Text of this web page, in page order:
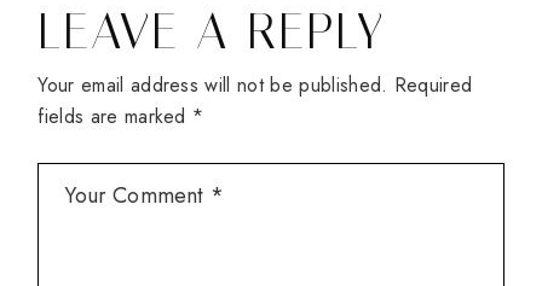
LEAVE A REPLY
Your email address will not be published. Required
fields are marked *